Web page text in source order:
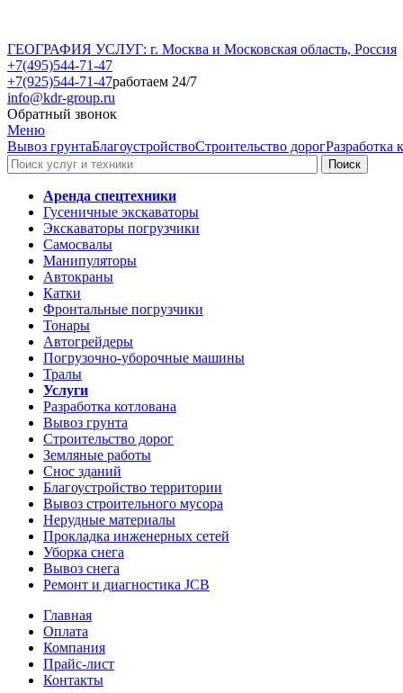
ГЕОГРАФИЯ УСЛУГ: г. Москва и Московская область, Россия
+7(495)544-71-47
+7(925)544-71-47работаем 24/7
info@kdr-group.ru
Обратный звонок
Меню
Вывоз грунтаБлагоустройствоСтроительство дорогРазработка
Аренда спецтехники
Гусеничные экскаваторы
Экскаваторы погрузчики
Самосвалы
Манипуляторы
Автокраны
Катки
Фронтальные погрузчики
Тонары
Автогрейдеры
Погрузочно-уборочные машины
Тралы
Услуги
Разработка котлована
Вывоз грунта
Строительство дорог
Земляные работы
Снос зданий
Благоустройство территории
Вывоз строительного мусора
Нерудные материалы
Прокладка инженерных сетей
Уборка снега
Вывоз снега
Ремонт и диагностика JCB
Главная
Оплата
Компания
Прайс-лист
Контакты